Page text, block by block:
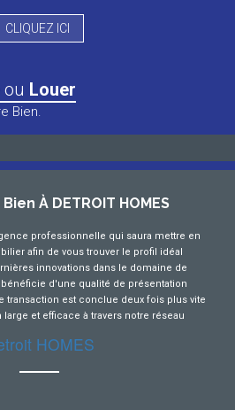
CLIQUEZ ICI
ou Louer
Bien.
À DETROIT HOMES
professionnelle qui saura mettre en
afin de vous trouver le profil idéal
innovations dans le domaine de
d'une qualité de présentation
transaction est conclue deux fois plus vite
et efficace à travers notre réseau
HOMES